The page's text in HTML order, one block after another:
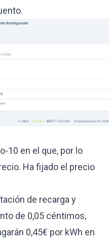
10 en el que, por lo
Ha fijado el precio
de recarga y
de 0,05 céntimos,
0,45€ por kWh en